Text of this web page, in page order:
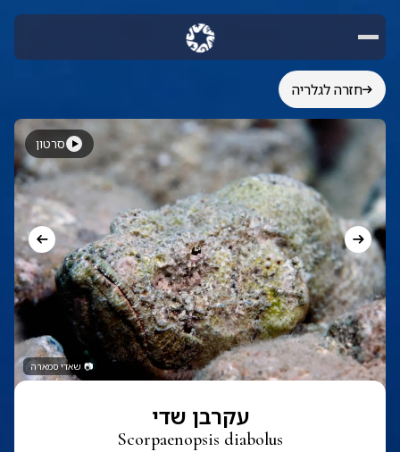
חזרה לגלריה
📷 שאדי סמארה
סרטון
עקרבן שדי
Scorpaenopsis diabolus